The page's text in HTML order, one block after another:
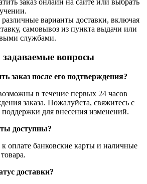
варианты доставки, включая
самовывоз из пункта выдачи или
службами.
задаваемые вопросы
заказ после его подтверждения?
в течение первых 24 часов
заказа. Пожалуйста, свяжитесь с
для внесения изменений.
доступны?
оплате банковские карты и наличные
доставки?